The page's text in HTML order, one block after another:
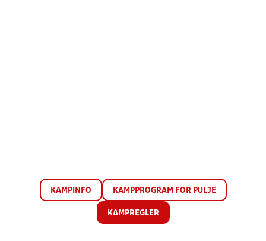
KAMPINFO KAMPPROGRAM FOR PULJE
KAMPREGLER